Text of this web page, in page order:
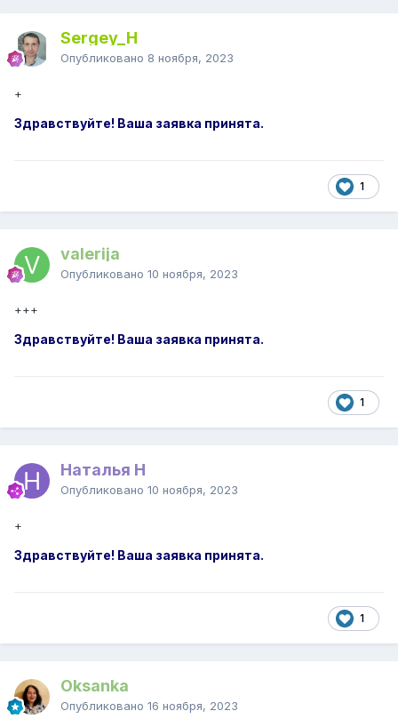
Sergey_H
Опубликовано 8 ноября, 2023
+
Здравствуйте! Ваша заявка принята.
1
valerija
Опубликовано 10 ноября, 2023
+++
Здравствуйте! Ваша заявка принята.
1
Наталья Н
Опубликовано 10 ноября, 2023
+
Здравствуйте! Ваша заявка принята.
1
Oksanka
Опубликовано 16 ноября, 2023